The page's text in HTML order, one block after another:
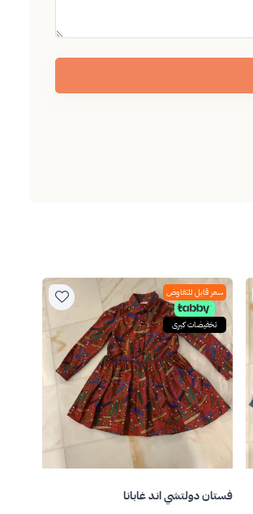
سعر قابل للتفاوض
تخفيضات كبرى
فستان دولتشي اند غابانا